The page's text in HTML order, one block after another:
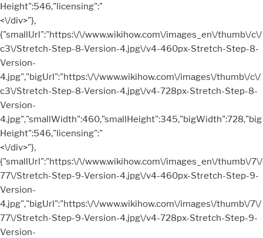
Height":546,"licensing":"
<\/div>"},
{"smallUrl":"https:\/\/www.wikihow.com\/images_en\/thumb\/c\/
c3\/Stretch-Step-8-Version-4.jpg\/v4-460px-Stretch-Step-8-
Version-
4.jpg","bigUrl":"https:\/\/www.wikihow.com\/images\/thumb\/c\/
c3\/Stretch-Step-8-Version-4.jpg\/v4-728px-Stretch-Step-8-
Version-
4.jpg","smallWidth":460,"smallHeight":345,"bigWidth":728,"big
Height":546,"licensing":"
<\/div>"},
{"smallUrl":"https:\/\/www.wikihow.com\/images_en\/thumb\/7\/
77\/Stretch-Step-9-Version-4.jpg\/v4-460px-Stretch-Step-9-
Version-
4.jpg","bigUrl":"https:\/\/www.wikihow.com\/images\/thumb\/7\/
77\/Stretch-Step-9-Version-4.jpg\/v4-728px-Stretch-Step-9-
Version-